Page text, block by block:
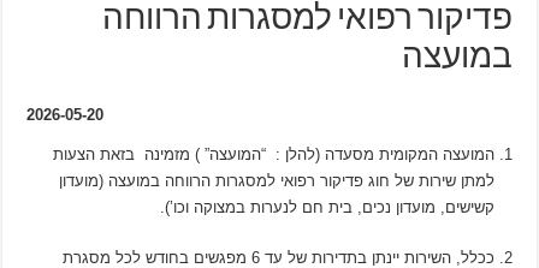
פדיקור רפואי למסגרות הרווחה
במועצה
2026-05-20
המועצה המקומית מסעדה (להלן : “המועצה” ) מזמינה בזאת הצעות
למתן שירות של חוג פדיקור רפואי למסגרות הרווחה במועצה (מועדון
קשישים, מועדון נכים, בית חם לנערות במצוקה וכו’).
ככלל, השירות יינתן בתדירות של עד 6 מפגשים בחודש לכל מסגרת